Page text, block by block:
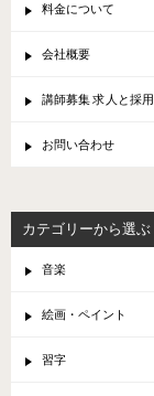
料金について
会社概要
講師募集 求人と採
お問い合わせ
カテゴリーから選ぶ
音楽
絵画・ペイント
習字